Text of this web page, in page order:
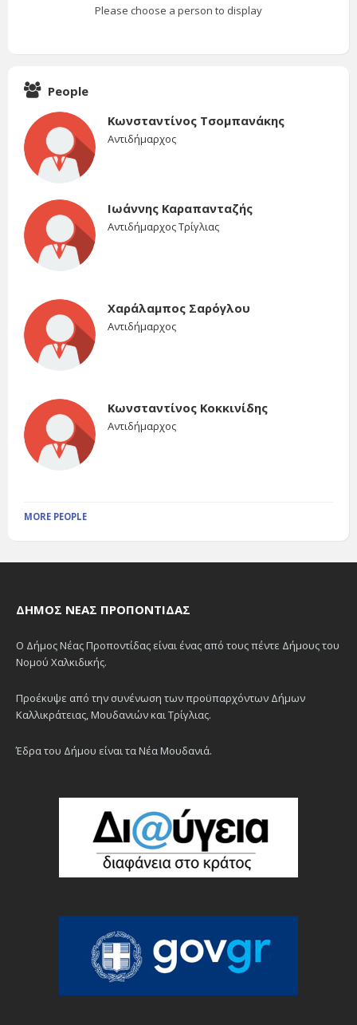
Please choose a person to display
People
Κωνσταντίνος Τσομπανάκης
Αντιδήμαρχος
Ιωάννης Καραπανταζής
Αντιδήμαρχος Τρίγλιας
Χαράλαμπος Σαρόγλου
Αντιδήμαρχος
Κωνσταντίνος Κοκκινίδης
Αντιδήμαρχος
MORE PEOPLE
ΔΉΜΟΣ ΝΈΑΣ ΠΡΟΠΟΝΤΊΔΑΣ
Ο Δήμος Νέας Προποντίδας είναι ένας από τους πέντε Δήμους του
Νομού Χαλκιδικής.
Προέκυψε από την συνένωση των προϋπαρχόντων Δήμων
Καλλικράτειας, Μουδανιών και Τρίγλιας.
Έδρα του Δήμου είναι τα Νέα Μουδανιά.